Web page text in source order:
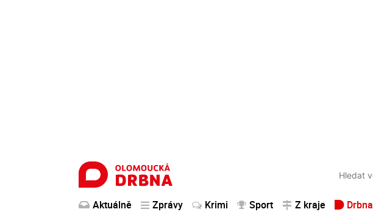
Aktuálně Zprávy Krimi Sport Z kraje Drbna